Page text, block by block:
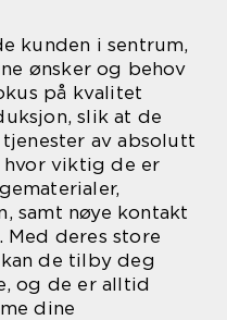
kunden i sentrum,
ønsker og behov
på kvalitet
slik at de
av absolutt
hvor viktig de er
samt nøye kontakt
deres store
de tilby deg
og de er alltid
dine